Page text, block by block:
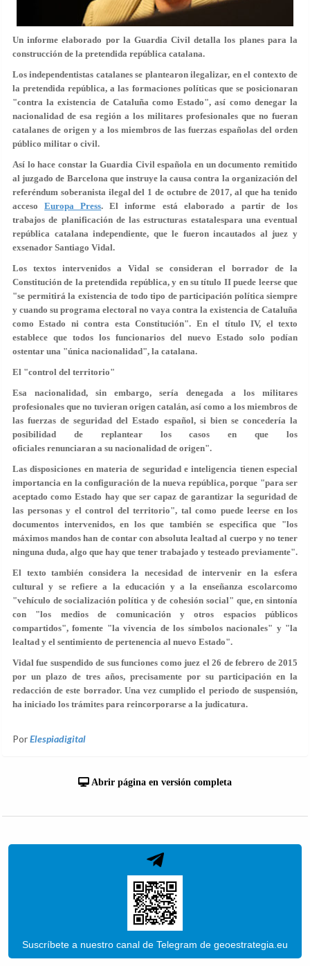
Un informe elaborado por la Guardia Civil detalla los planes para la
construcción de la pretendida república catalana.
Los independentistas catalanes se plantearon ilegalizar, en el contexto de
la pretendida república, a las formaciones políticas que se posicionaran
"contra la existencia de Cataluña como Estado", así como denegar la
nacionalidad de esa región a los militares profesionales que no fueran
catalanes de origen y a los miembros de las fuerzas españolas del orden
público militar o civil.
Así lo hace constar la Guardia Civil española en un documento remitido
al juzgado de Barcelona que instruye la causa contra la organización del
referéndum soberanista ilegal del 1 de octubre de 2017, al que ha tenido
accesoEuropa Press. El informe está elaborado a partir de los
trabajos de planificación de las estructuras estatalespara una eventual
república catalana independiente, que le fueron incautados al juez y
exsenador Santiago Vidal.
Los textos intervenidos a Vidal se consideran el borrador de la
Constitución de la pretendida república, y en su título II puede leerse que
"se permitirá la existencia de todo tipo de participación política siempre
y cuando su programa electoral no vaya contra la existencia de Cataluña
como Estado ni contra esta Constitución". En el título IV, el texto
establece que todos los funcionarios del nuevo Estado solo podían
ostentar una "única nacionalidad", la catalana.
El "control del territorio"
Esa nacionalidad, sin embargo, sería denegada a los militares
profesionales que no tuvieran origen catalán, así como a los miembros de
las fuerzas de seguridad del Estado español, si bien se concedería la
posibilidad de replantear los casos en que los
oficiales renunciaran a su nacionalidad de origen".
Las disposiciones en materia de seguridad e inteligencia tienen especial
importancia en la configuración de la nueva república, porque "para ser
aceptado como Estado hay que ser capaz de garantizar la seguridad de
las personas y el control del territorio", tal como puede leerse en los
documentos intervenidos, en los que también se especifica que "los
máximos mandos han de contar con absoluta lealtad al cuerpo y no tener
ninguna duda, algo que hay que tener trabajado y testeado previamente".
El texto también considera la necesidad de intervenir en la esfera
cultural y se refiere a la educación y a la enseñanza escolarcomo
"vehículo de socialización política y de cohesión social" que, en sintonía
con "los medios de comunicación y otros espacios públicos
compartidos", fomente "la vivencia de los símbolos nacionales" y "la
lealtad y el sentimiento de pertenencia al nuevo Estado".
Vidal fue suspendido de sus funciones como juez el 26 de febrero de 2015
por un plazo de tres años, precisamente por su participación en la
redacción de este borrador. Una vez cumplido el periodo de suspensión,
ha iniciado los trámites para reincorporarse a la judicatura.
PorElespiadigital
Abrir página en versión completa
Suscríbete a nuestro canal de Telegram de geoestrategia.eu